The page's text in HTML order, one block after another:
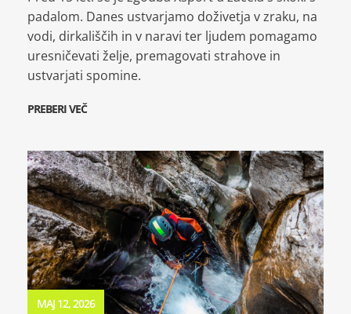
padalom. Danes ustvarjamo doživetja v zraku, na
vodi, dirkališčih in v naravi ter ljudem pomagamo
uresničevati želje, premagovati strahove in
ustvarjati spomine.
PREBERI VEČ
MAJ 12, 2026